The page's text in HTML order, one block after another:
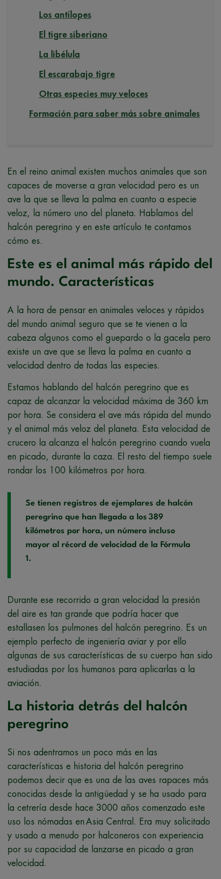
Los antílopes
El tigre siberiano
La libélula
El escarabajo tigre
Otras especies muy veloces
Formación para saber más sobre animales
En el reino animal existen muchos animales que son
capaces de moverse a gran velocidad pero es un
ave la que se lleva la palma en cuanto a especie
veloz, la número uno del planeta. Hablamos del
halcón peregrino y en este artículo te contamos
cómo es.
Este es el animal más rápido del
mundo. Características
A la hora de pensar en animales veloces y rápidos
del mundo animal seguro que se te vienen a la
cabeza algunos como el guepardo o la gacela pero
existe un ave que se lleva la palma en cuanto a
velocidad dentro de todas las especies.
Estamos hablando del halcón peregrino que es
capaz de alcanzar la velocidad máxima de 360 km
por hora. Se considera el ave más rápida del mundo
y el animal más veloz del planeta. Esta velocidad de
crucero la alcanza el halcón peregrino cuando vuela
en picado, durante la caza. El resto del tiempo suele
rondar los 100 kilómetros por hora.
Se tienen registros de ejemplares de halcón
peregrino que han llegado a los 389
kilómetros por hora, un número incluso
mayor al récord de velocidad de la Fórmula
1.
Durante ese recorrido a gran velocidad la presión
del aire es tan grande que podría hacer que
estallasen los pulmones del halcón peregrino. Es un
ejemplo perfecto de ingeniería aviar y por ello
algunas de sus características de su cuerpo han sido
estudiadas por los humanos para aplicarlas a la
aviación.
La historia detrás del halcón
peregrino
Si nos adentramos un poco más en las
características e historia del halcón peregrino
podemos decir que es una de las aves rapaces más
conocidas desde la antigüedad y se ha usado para
la cetrería desde hace 3000 años comenzado este
uso los nómadas en Asia Central. Era muy solicitado
y usado a menudo por halconeros con experiencia
por su capacidad de lanzarse en picado a gran
velocidad.